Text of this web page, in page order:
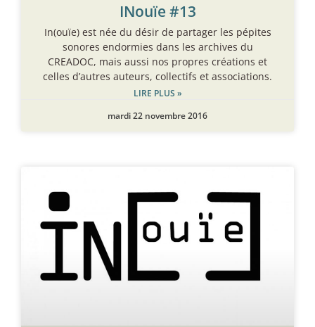
INouïe #13
In(ouïe) est née du désir de partager les pépites
sonores endormies dans les archives du
CREADOC, mais aussi nos propres créations et
celles d’autres auteurs, collectifs et associations.
LIRE PLUS »
mardi 22 novembre 2016